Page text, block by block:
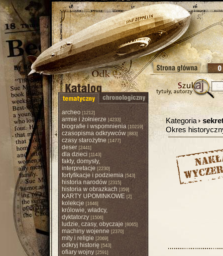
archeo [1212]
armie i żołnierze [4233]
biografie i wspomnienia[10219]
czasopisma odkrywców[883]
czasy starożytne [1477]
deser[2441]
dla dzieci [1143]
fakty, domysły,
interpretacje [2230]
fortyfikacje i podziemia[543]
historia narodów[2315]
historia w obrazkach [359]
KARTY UPOMINKOWE[2]
kolekcje [1646]
królowie, władcy,
dyktatorzy[1506]
ludzie, czasy, obyczaje [8065]
machiny wojenne [2370]
mity i religie [2069]
odkryj historię[543]
ofiary wojny[2591]
Kategoria
Okres